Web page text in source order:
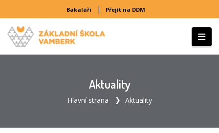
Bakaláři | Přejít na DDM
Aktuality
Hlavní strana Aktuality